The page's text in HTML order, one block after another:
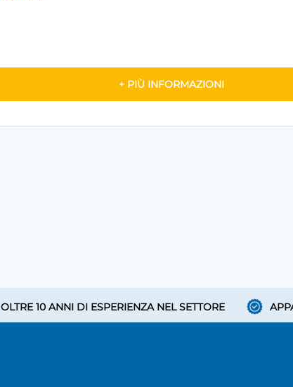
+ PIÙ INFORMAZIONI
OLTRE 10 ANNI DI ESPERIENZA NEL SETTORE